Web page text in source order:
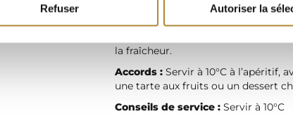
Refuser Autoriser la
ROBE : Claire. NEZ
Muscat (fruits exotiques, agrumes)
la fraîcheur.
Accords : Servir à 10°C à l’apéritif,
une tarte aux fruits ou un dessert
Conseils de service : Servir à 10°C